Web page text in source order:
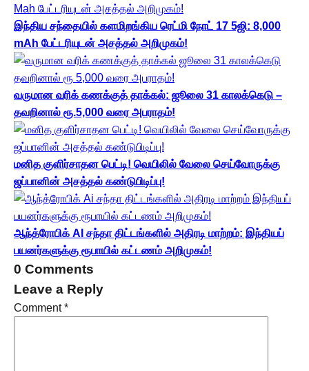
இந்திய சந்தையில் களமிறங்கிய ரெட்மி நோட் 17 5ஜி: 8,000
mAh பேட்டரியுடன் அசத்தல் அறிமுகம்!
வருமான வரிக் கணக்குத் தாக்கல்: ஜூலை 31 காலக்கெடு –
தவறினால் ரூ.5,000 வரை அபராதம்!
மனித குளிர்சாதன பெட்டி! வெயிலில் வேலை செய்வோருக்கு
ஜப்பானின் அசத்தல் கண்டுபிடிப்பு!
ஆந்த்ரோபிக் AI சந்தா திட்டங்களில் அதிரடி மாற்றம்: இந்தியப்
பயனர்களுக்கு ரூபாயில் கட்டணம் அறிமுகம்!
0 Comments
Leave a Reply
Comment*